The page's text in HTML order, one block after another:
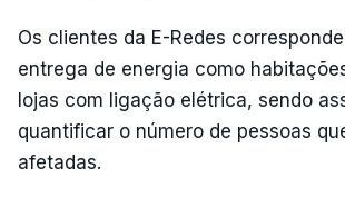
Os clientes da E-Redes
entrega de energia como
lojas com ligação elétrica, sendo
quantificar o número de pessoas
afetadas.